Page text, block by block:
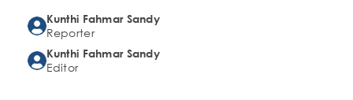
Kunthi Fahmar Sandy
Reporter
Kunthi Fahmar Sandy
Editor